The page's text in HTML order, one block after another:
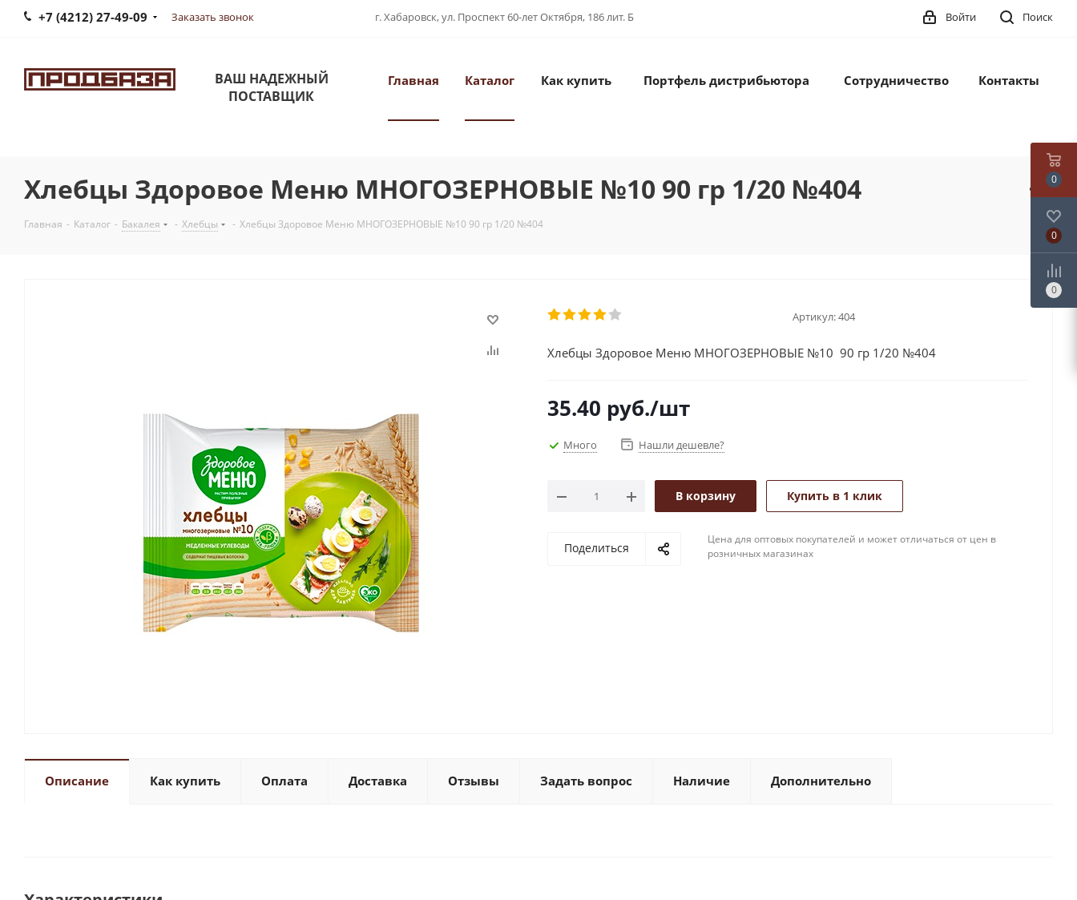
+7 (4212) 27-49-09 Заказать звонок г. Хабаровск, ул. Проспект 60-лет Октября, 186 лит. Б Поиск
Войти
ВАШ НАДЕЖНЫЙ
ПОСТАВЩИК
Главная Каталог Как купить Портфель дистрибьютора Сотрудничество Контакты
Хлебцы Здоровое Меню МНОГОЗЕРНОВЫЕ №10 90 гр 1/20 №404
Главная - Каталог - Бакалея - Хлебцы - Хлебцы Здоровое Меню МНОГОЗЕРНОВЫЕ №10 90 гр 1/20 №404
Артикул:404
Хлебцы Здоровое Меню МНОГОЗЕРНОВЫЕ №10 90 гр 1/20 №404
35.40 руб./шт
Много Нашли дешевле?
В корзину Купить в 1 клик
Поделиться
Цена для оптовых покупателей и может отличаться от цен в
розничных магазинах
Описание Как купить Оплата Доставка Отзывы Задать вопрос Наличие Дополнительно
0
0
0